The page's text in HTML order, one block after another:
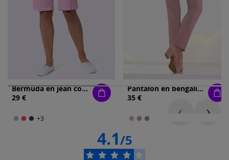
Bermuda en jean coupe décontractée
29 €
+3
Pantalon en bengaline application papillon
35 €
4.1/5